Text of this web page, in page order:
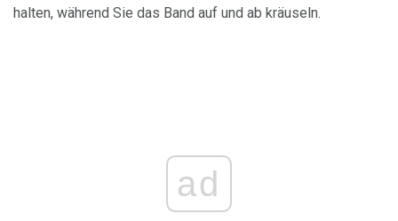
halten, während Sie das Band auf und ab kräuseln.
ad